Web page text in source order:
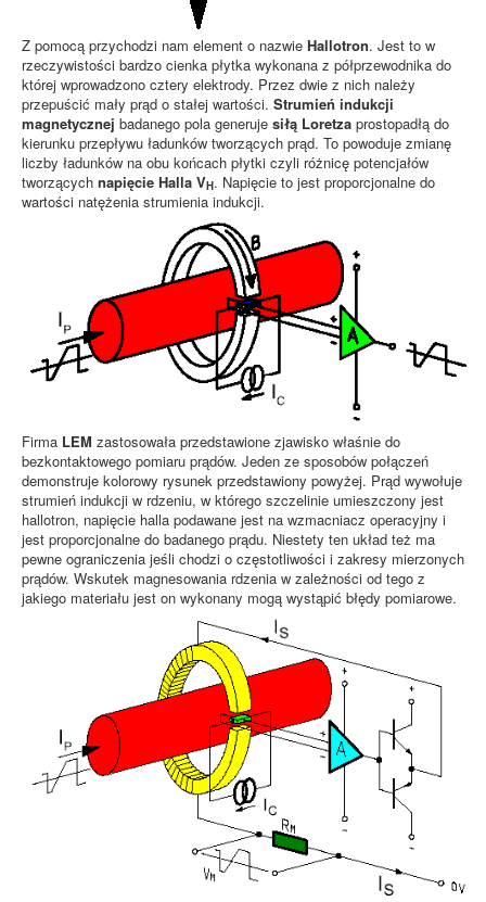
Z pomocą przychodzi nam element o nazwie Hallotron. Jest to w
rzeczywistości bardzo cienka płytka wykonana z półprzewodnika do
której wprowadzono cztery elektrody. Przez dwie z nich należy
przepuścić mały prąd o stałej wartości. Strumień indukcji
magnetycznej badanego pola generuje siłą Loretza prostopadłą do
kierunku przepływu ładunków tworzących prąd. To powoduje zmianę
liczby ładunków na obu końcach płytki czyli różnicę potencjałów
tworzących napięcie Halla VH. Napięcie to jest proporcjonalne do
wartości natężenia strumienia indukcji.
Firma LEM zastosowała przedstawione zjawisko właśnie do
bezkontaktowego pomiaru prądów. Jeden ze sposobów połączeń
demonstruje kolorowy rysunek przedstawiony powyżej. Prąd wywołuje
strumień indukcji w rdzeniu, w którego szczelinie umieszczony jest
hallotron, napięcie halla podawane jest na wzmacniacz operacyjny i
jest proporcjonalne do badanego prądu. Niestety ten układ też ma
pewne ograniczenia jeśli chodzi o częstotliwości i zakresy mierzonych
prądów. Wskutek magnesowania rdzenia w zależności od tego z
jakiego materiału jest on wykonany mogą wystąpić błędy pomiarowe.